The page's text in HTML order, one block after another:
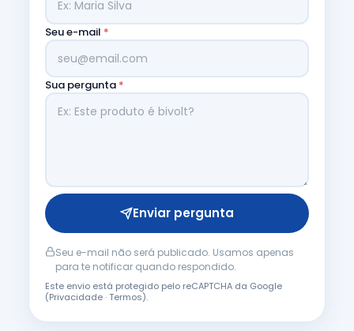
Seu e-mail *
Sua pergunta *
Enviar pergunta
Seu e-mail não será publicado. Usamos apenas
para te notificar quando respondido.
Este envio está protegido pelo reCAPTCHA da Google
(Privacidade·Termos).